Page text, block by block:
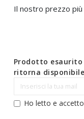
Il nostro prezzo
Prodotto
ritorna disponibile
Ho letto e